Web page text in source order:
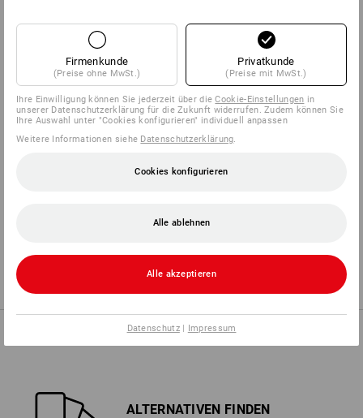
FETT/ÖL 3 HITZE
REISSEN 4 NASSGRIFF 2
KAUFBERATUNG
ALTERNATIVEN FINDEN
Firmenkunde
(Preise ohne MwSt.)
Privatkunde
(Preise mit MwSt.)
Ihre Einwilligung können Sie jederzeit über dieCookie-Einstellungen in
unserer Datenschutzerklärung für die Zukunft widerrufen. Zudem können Sie
Ihre Auswahl unter "Cookies konfigurieren" individuell anpassen
Weitere Informationen siehe Datenschutzerklärung
Cookies konfigurieren
Alle ablehnen
Alle akzeptieren
Datenschutz| Impressum